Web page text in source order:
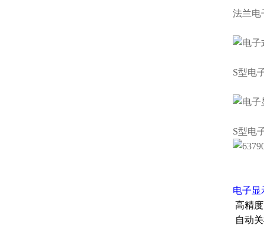
法兰电
S型电
S型电
电子
高精
自动